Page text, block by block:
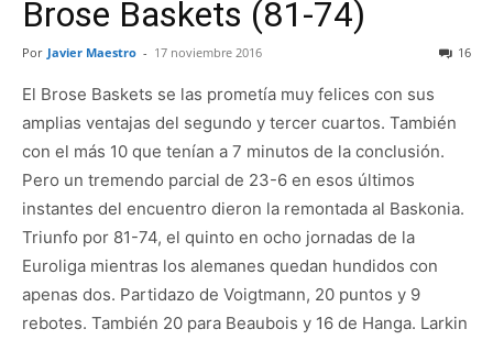
Brose Baskets (81-74)
Por Javier Maestro - 17 noviembre 2016 16
El Brose Baskets se las prometía muy felices con sus
amplias ventajas del segundo y tercer cuartos. También
con el más 10 que tenían a 7 minutos de la conclusión.
Pero un tremendo parcial de 23-6 en esos últimos
instantes del encuentro dieron la remontada al Baskonia.
Triunfo por 81-74, el quinto en ocho jornadas de la
Euroliga mientras los alemanes quedan hundidos con
apenas dos. Partidazo de Voigtmann, 20 puntos y 9
rebotes. También 20 para Beaubois y 16 de Hanga. Larkin